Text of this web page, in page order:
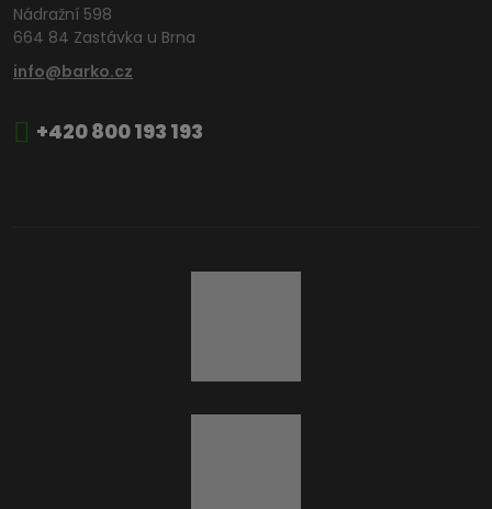
Nádražní 598
664 84 Zastávka u Brna
info@barko.cz
+420 800 193 193